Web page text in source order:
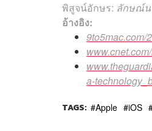
พิสูจน์อักษร: ลักษณ์น
อ้างอิง:
9to5mac.com/
a-
TAGS: Apple iOS